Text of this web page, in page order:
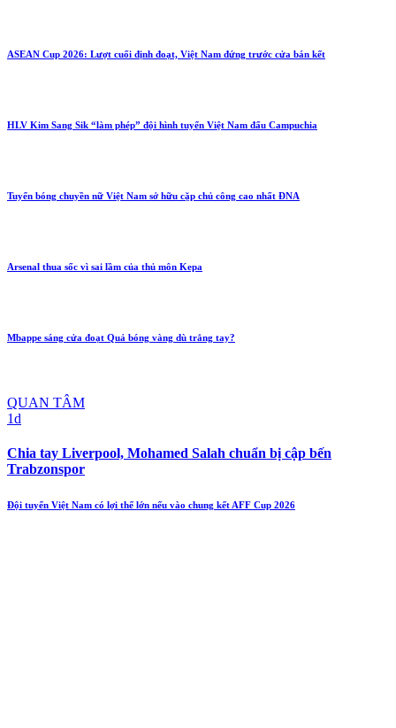
ASEAN Cup 2026: Lượt cuối định đoạt, Việt Nam đứng trước cửa bán kết
HLV Kim Sang Sik “làm phép” đội hình tuyển Việt Nam đấu Campuchia
Tuyển bóng chuyền nữ Việt Nam sở hữu cặp chủ công cao nhất ĐNA
Arsenal thua sốc vì sai lầm của thủ môn Kepa
Mbappe sáng cửa đoạt Quả bóng vàng dù trắng tay?
QUAN TÂM
1d
Chia tay Liverpool, Mohamed Salah chuẩn bị cập bến
Trabzonspor
Đội tuyển Việt Nam có lợi thế lớn nếu vào chung kết AFF Cup 2026